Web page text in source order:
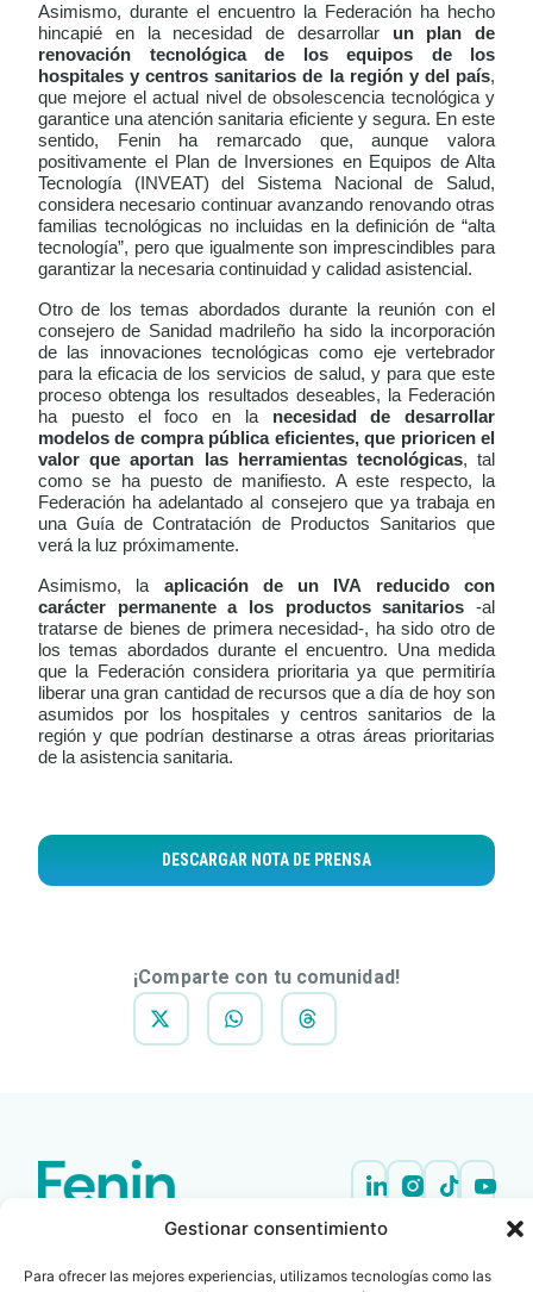
Gestionar consentimiento
Para ofrecer las mejores experiencias, utilizamos tecnologías como las
Asimismo, durante el encuentro la Federación ha hecho
hincapié en la necesidad de desarrollar un plan de
renovación tecnológica de los equipos de los
hospitales y centros sanitarios de la región y del país,
que mejore el actual nivel de obsolescencia tecnológica y
garantice una atención sanitaria eficiente y segura. En este
sentido, Fenin ha remarcado que, aunque valora
positivamente el Plan de Inversiones en Equipos de Alta
Tecnología (INVEAT) del Sistema Nacional de Salud,
considera necesario continuar avanzando renovando otras
familias tecnológicas no incluidas en la definición de “alta
tecnología”, pero que igualmente son imprescindibles para
garantizar la necesaria continuidad y calidad asistencial.
Otro de los temas abordados durante la reunión con el
consejero de Sanidad madrileño ha sido la incorporación
de las innovaciones tecnológicas como eje vertebrador
para la eficacia de los servicios de salud, y para que este
proceso obtenga los resultados deseables, la Federación
ha puesto el foco en la necesidad de desarrollar
modelos de compra pública eficientes, que prioricen el
valor que aportan las herramientas tecnológicas, tal
como se ha puesto de manifiesto. A este respecto, la
Federación ha adelantado al consejero que ya trabaja en
una Guía de Contratación de Productos Sanitarios que
verá la luz próximamente.
Asimismo, la aplicación de un IVA reducido con
carácter permanente a los productos sanitarios -al
tratarse de bienes de primera necesidad-, ha sido otro de
los temas abordados durante el encuentro. Una medida
que la Federación considera prioritaria ya que permitiría
liberar una gran cantidad de recursos que a día de hoy son
asumidos por los hospitales y centros sanitarios de la
región y que podrían destinarse a otras áreas prioritarias
de la asistencia sanitaria.
DESCARGAR NOTA DE PRENSA
¡Comparte con tu comunidad!
Oficina Barcelona
1º, 3ª 08006